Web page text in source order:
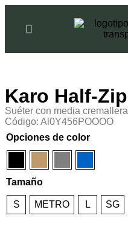
Karo Half-Zip
Suéter con media cremallera
Código: Al0Y456POOOO
Opciones de color
Tamaño
S METRO L SG